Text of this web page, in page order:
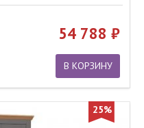
54 788
В КОРЗИНУ
25%